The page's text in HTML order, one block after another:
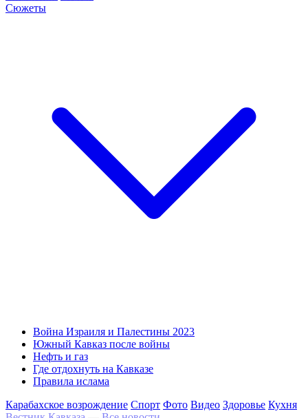
Сюжеты
Война Израиля и Палестины 2023
Южный Кавказ после войны
Нефть и газ
Где отдохнуть на Кавказе
Правила ислама
Карабахское возрождение Спорт Фото Видео Здоровье Кухня